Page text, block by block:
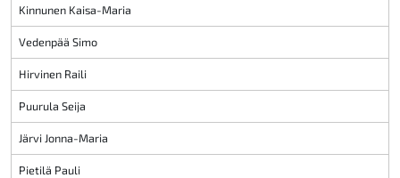
Kinnunen Kaisa-Maria
Vedenpää Simo
Hirvinen Raili
Puurula Seija
Järvi Jonna-Maria
Pietilä Pauli